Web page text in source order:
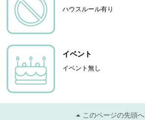
ハウスルール有り
イベント
イベント無し
このページの先頭へ